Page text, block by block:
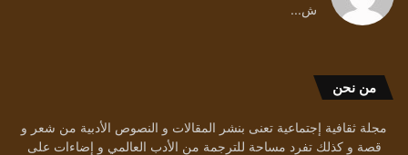
ش...
من نحن
مجلة ثقافية إجتماعية تعنى بنشر المقالات و النصوص الأدبية من شعر و
قصة و كذلك تفرد مساحة للترجمة من الأدب العالمي و إضاءات على